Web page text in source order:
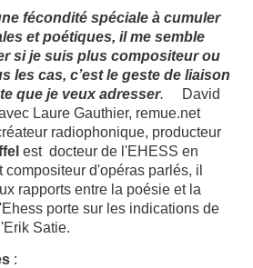
fécondité spéciale à cumuler
et poétiques, il me semble
si je suis plus compositeur ou
les cas, c’est le geste de liaison
que je veux adresser. David
Laure Gauthier, remue.net
radiophonique, producteur
est docteur de l'EHESS en
d'opéras parlés, il
rapports entre la poésie et la
porte sur les indications de
Satie.
: